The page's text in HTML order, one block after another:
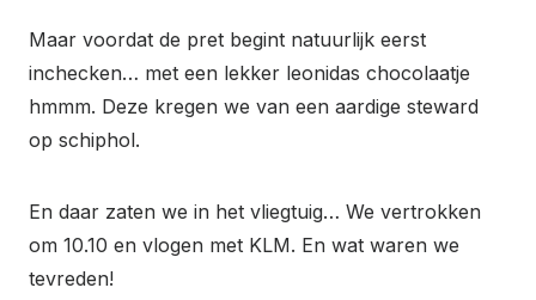
Maar voordat de pret begint natuurlijk eerst
inchecken… met een lekker leonidas chocolaatje
hmmm. Deze kregen we van een aardige steward
op schiphol.
En daar zaten we in het vliegtuig… We vertrokken
om 10.10 en vlogen met KLM. En wat waren we
tevreden!